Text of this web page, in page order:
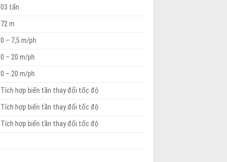
03 tấn
72 m
0 – 7,5 m/ph
0 – 20 m/ph
0 – 20 m/ph
Tích hợp biến tần thay đổi tốc độ
Tích hợp biến tần thay đổi tốc độ
Tích hợp biến tần thay đổi tốc độ